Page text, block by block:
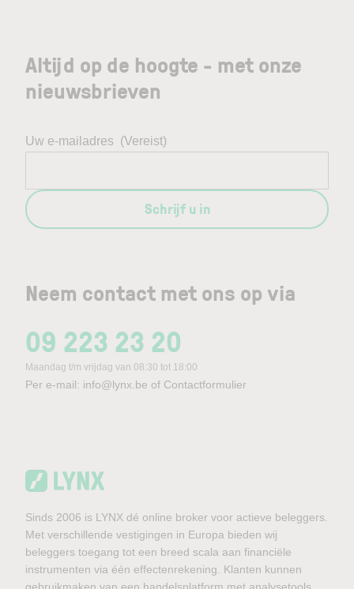
Neem contact met ons op via
09 223 23 20
Maandag t/m vrijdag van 08:30 tot 18:00
Per e-mail: info@lynx.be of Contactformulier
Altijd op de hoogte - met onze
nieuwsbrieven
Uw e-mailadres (Vereist)
Schrijf u in
Sinds 2006 is LYNX dé online broker voor actieve beleggers.
Met verschillende vestigingen in Europa bieden wij
beleggers toegang tot een breed scala aan financiële
instrumenten via één effectenrekening. Klanten kunnen
gebruikmaken van een handelsplatform met analysetools,